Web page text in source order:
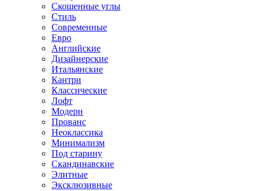
Скошенные углы
Стиль
Современные
Евро
Английские
Дизайнерские
Итальянские
Кантри
Классические
Лофт
Модерн
Прованс
Неоклассика
Минимализм
Под старину
Скандинавские
Элитные
Эксклюзивные